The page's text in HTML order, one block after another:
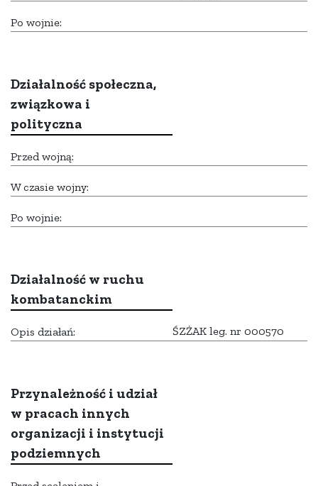
Po wojnie:
Działalność społeczna,
związkowa i
polityczna
Przed wojną:
W czasie wojny:
Po wojnie:
Działalność w ruchu
kombatanckim
Opis działań: ŚZŻAK leg. nr 000570
Przynależność i udział
w pracach innych
organizacji i instytucji
podziemnych